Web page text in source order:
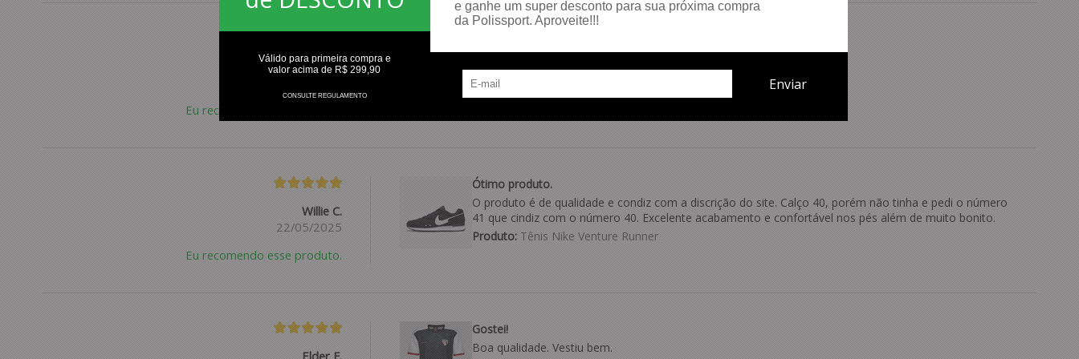
Válido para primeira compra e
valor acima de R$ 299,90
CONSULTE REGULAMENTO
e ganhe um super desconto para sua próxima compra
da Polissport. Aproveite!!!
Paulo S.
Eu recomendo esse produto.
Produto:
Bermuda Puma Archive
Willie C.
22/05/2025
Eu recomendo esse produto.
Ótimo produto.
O produto é de qualidade e condiz com a discrição do site. Calço 40, porém não tinha e pedi o número
41 que cindiz com o número 40. Excelente acabamento e confortável nos pés além de muito bonito.
Produto:Tênis Nike Venture Runner
Gostei!
Boa qualidade. Vestiu bem.